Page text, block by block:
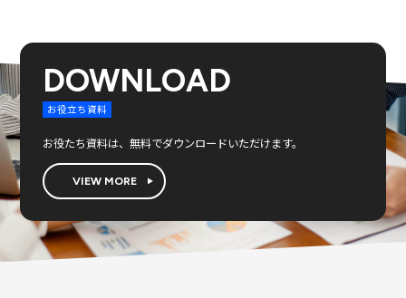
DOWNLOAD
お役立ち資料
お役たち資料は、無料でダウンロードいただけます。
VIEW MORE